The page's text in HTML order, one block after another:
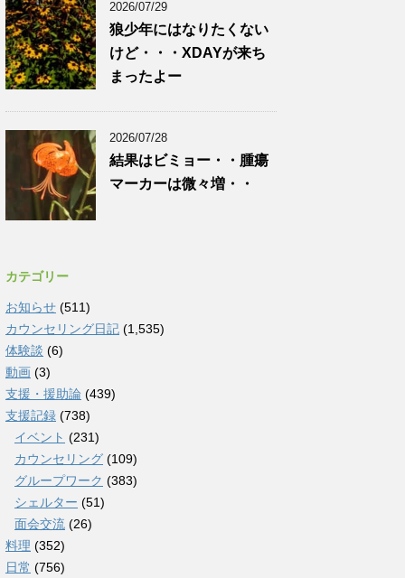
2026/07/29
狼少年にはなりたくない
けど・・・XDAYが来ち
まったよー
2026/07/28
結果はビミョー・・腫瘍
マーカーは微々増・・
カテゴリー
お知らせ (511)
カウンセリング日記 (1,535)
体験談 (6)
動画 (3)
支援・援助論 (439)
支援記録 (738)
イベント (231)
カウンセリング (109)
グループワーク (383)
シェルター (51)
面会交流 (26)
料理 (352)
日常 (756)